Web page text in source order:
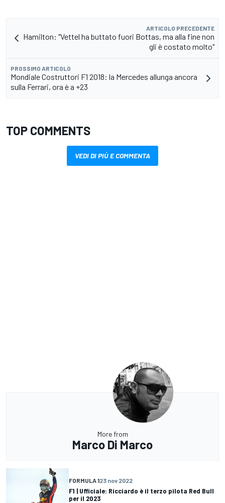
ARTICOLO PRECEDENTE
Hamilton: "Vettel ha buttato fuori Bottas, ma alla fine non
gli è costato molto"
PROSSIMO ARTICOLO
Mondiale Costruttori F1 2018: la Mercedes allunga ancora
sulla Ferrari, ora è a +23
TOP COMMENTS
VEDI DI PIÙ E COMMENTA
More from
Marco Di Marco
FORMULA 123 nov 2022
F1 | Ufficiale: Ricciardo è il terzo pilota Red Bull
per il 2023